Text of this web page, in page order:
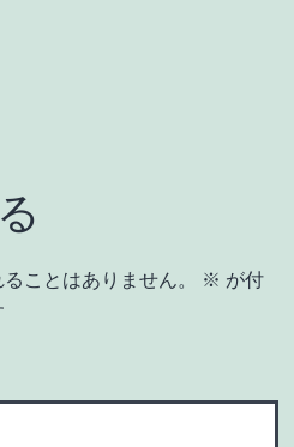
ことはありません。 ※ が付